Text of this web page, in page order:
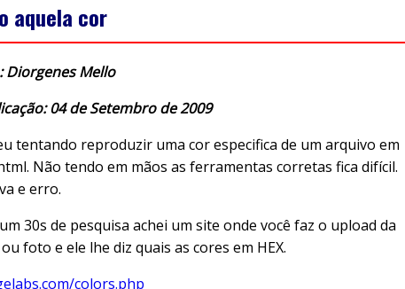
aquela cor
Diorgenes Mello
04 de Setembro de 2009
tentando reproduzir uma cor especifica de um arquivo em
Não tendo em mãos as ferramentas corretas fica difícil.
e erro.
30s de pesquisa achei um site onde você faz o upload da
foto e ele lhe diz quais as cores em HEX.
colors.php